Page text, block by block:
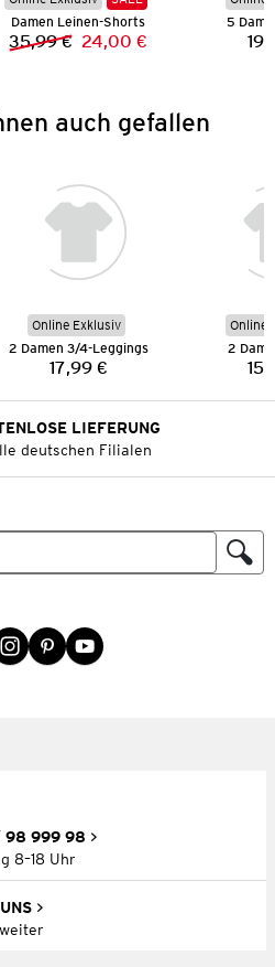
Damen Leinen-Shorts
Vorheriger Preis:
35,99 € Neuer Preis:
24,00 €
5
auch gefallen
Online Exklusiv
2 Damen 3/4-Leggings
Preis:
17,99 €
Online
2
LIEFERUNG
deutschen Filialen
999 98
8–18 Uhr